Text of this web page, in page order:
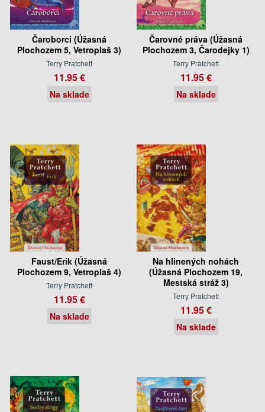
Čaroborci (Úžasná
Plochozem 5, Vetroplaš 3)
Terry Pratchett
11.95 €
Na sklade
Čarovné práva (Úžasná
Plochozem 3, Čarodejky 1)
Terry Pratchett
11.95 €
Na sklade
Faust/Erik (Úžasná
Plochozem 9, Vetroplaš 4)
Terry Pratchett
11.95 €
Na sklade
Na hlinených nohách
(Úžasná Plochozem 19,
Mestská stráž 3)
Terry Pratchett
11.95 €
Na sklade